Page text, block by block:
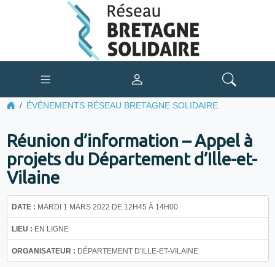
ÉVÉNEMENTS RÉSEAU BRETAGNE SOLIDAIRE
Réunion d’information – Appel à
projets du Département d’Ille-et-
Vilaine
DATE : MARDI 1 MARS 2022 DE 12H45 À 14H00
LIEU : EN LIGNE
ORGANISATEUR : DÉPARTEMENT D'ILLE-ET-VILAINE